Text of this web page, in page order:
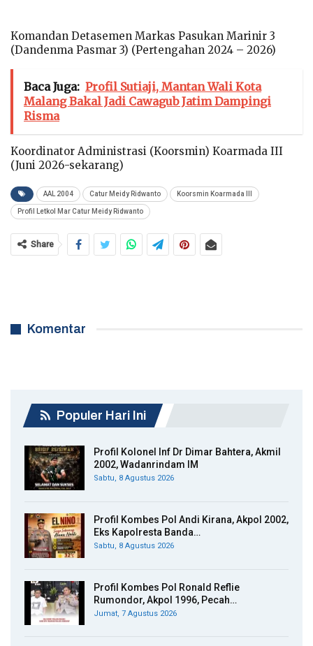
Komandan Detasemen Markas Pasukan Marinir 3
(Dandenma Pasmar 3) (Pertengahan 2024 – 2026)
Baca Juga: Profil Sutiaji, Mantan Wali Kota
Malang Bakal Jadi Cawagub Jatim Dampingi
Risma
Koordinator Administrasi (Koorsmin) Koarmada III
(Juni 2026-sekarang)
AAL 2004 Catur Meidy Ridwanto Koorsmin Koarmada III
Profil Letkol Mar Catur Meidy Ridwanto
Share
Komentar
Populer Hari Ini
Profil Kolonel Inf Dr Dimar Bahtera, Akmil
2002, Wadanrindam IM
Sabtu, 8 Agustus 2026
Profil Kombes Pol Andi Kirana, Akpol 2002,
Eks Kapolresta Banda…
Sabtu, 8 Agustus 2026
Profil Kombes Pol Ronald Reflie
Rumondor, Akpol 1996, Pecah…
Jumat, 7 Agustus 2026